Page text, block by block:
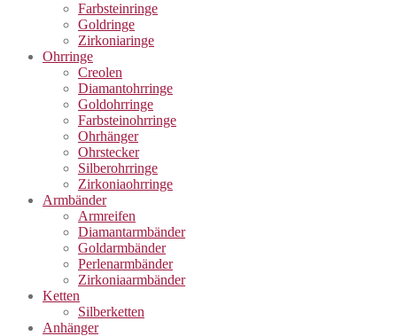
Farbsteinringe
Goldringe
Zirkoniaringe
Ohrringe
Creolen
Diamantohrringe
Goldohrringe
Farbsteinohrringe
Ohrhänger
Ohrstecker
Silberohrringe
Zirkoniaohrringe
Armbänder
Armreifen
Diamantarmbänder
Goldarmbänder
Perlenarmbänder
Zirkoniaarmbänder
Ketten
Silberketten
Anhänger